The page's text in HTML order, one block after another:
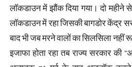
लॉकडाउन में झौंक दिया गया। दो
लॉकडाउन में रहा जिसकी बागडोर केंद्र
बाद भी जब मरने वालों का सिलसिला नहीं
इजाफा होता रहा तब राज्य सरकार की